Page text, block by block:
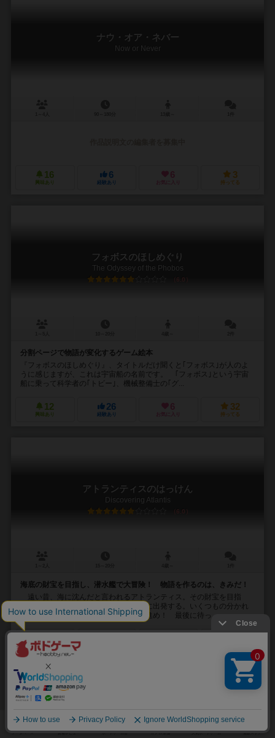
ナウ・オア・ネバー
Now or Never
16
興味あり
6
経験あり
6
お気に入り
3
持ってる
フォボスのほしめぐり
The Odyssey of the Phobos
6.0
分割ページで物語が変化するゲーム絵本
『フォボスのほしめぐり』、タイトルだけ聞くと｢フォボス｣が人のよ
うに感じますが、これは宇宙船の名前です。 ｢フォボス｣という宇宙
船に乗って科学者の｢トビー｣、機械整備士の｢グ...
12
興味あり
26
経験あり
6
お気に入り
32
持ってる
アトランティスのはっけん
Discovering Atlantis
6.0
海底の財宝を目指し、潜水艦で大冒険！ 物語を作るのは、きみだ！
遠い昔、海に沈んだと言われるアトランティス。その財宝を目指
し、きみは潜水艦に乗って、海底探検に出発する。いくつもの分かれ
道を選び、さまざまな危険を回避して進め！ 最後に待っ...
10
興味あり
ディクシット：セレモニー
Dixit Cérémonie